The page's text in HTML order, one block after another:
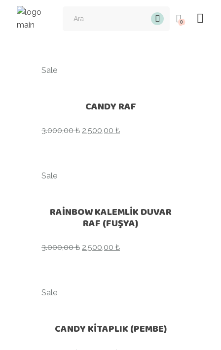
0
Sale
CANDY RAF
3.000,00₺ 2.500,00 ₺
Sale
RAİNBOW KALEMLİK DUVAR
RAF (FUŞYA)
3.000,00₺ 2.500,00 ₺
Sale
CANDY KİTAPLIK (PEMBE)